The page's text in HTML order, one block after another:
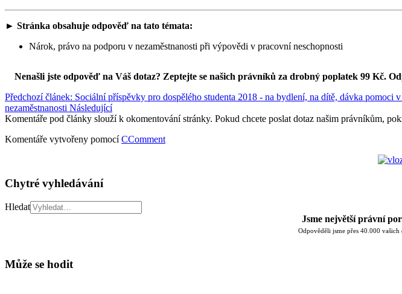
► Stránka obsahuje odpověď na tato témata:
Nárok, právo na podporu v nezaměstnanosti při výpovědi v pracovní neschopnosti
Nenašli jste odpověď na Váš dotaz? Zeptejte se našich právníků za drobný poplatek 99 Kč.
Předchozí článek: Sociální příspěvky pro dospělého studenta 2018 - na bydlení, na dítě, dávka pomoci
nezaměstnanosti Následující
Komentáře pod články slouží k okomentování stránky. Pokud chcete poslat dotaz našim právníkům,
Komentáře vytvořeny pomocíCComment
Chytré vyhledávání
Hledat
Jsme největší právní
Odpověděli jsme přes 40.000
Může se hodit